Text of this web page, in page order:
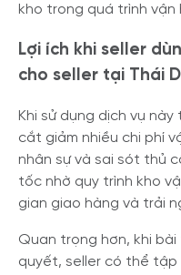
kho trong quá trình
Lợi ích khi seller
cho seller tại Thái
Khi sử dụng dịch vụ
cắt giảm nhiều chi phí
nhân sự và sai sót thủ
tốc nhờ quy trình kho
gian giao hàng và trải
Quan trọng hơn, khi
quyết, seller có thể